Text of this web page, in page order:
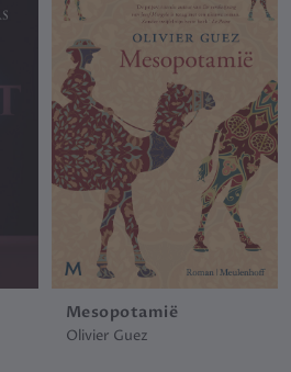
Mesopotamië
Olivier Guez